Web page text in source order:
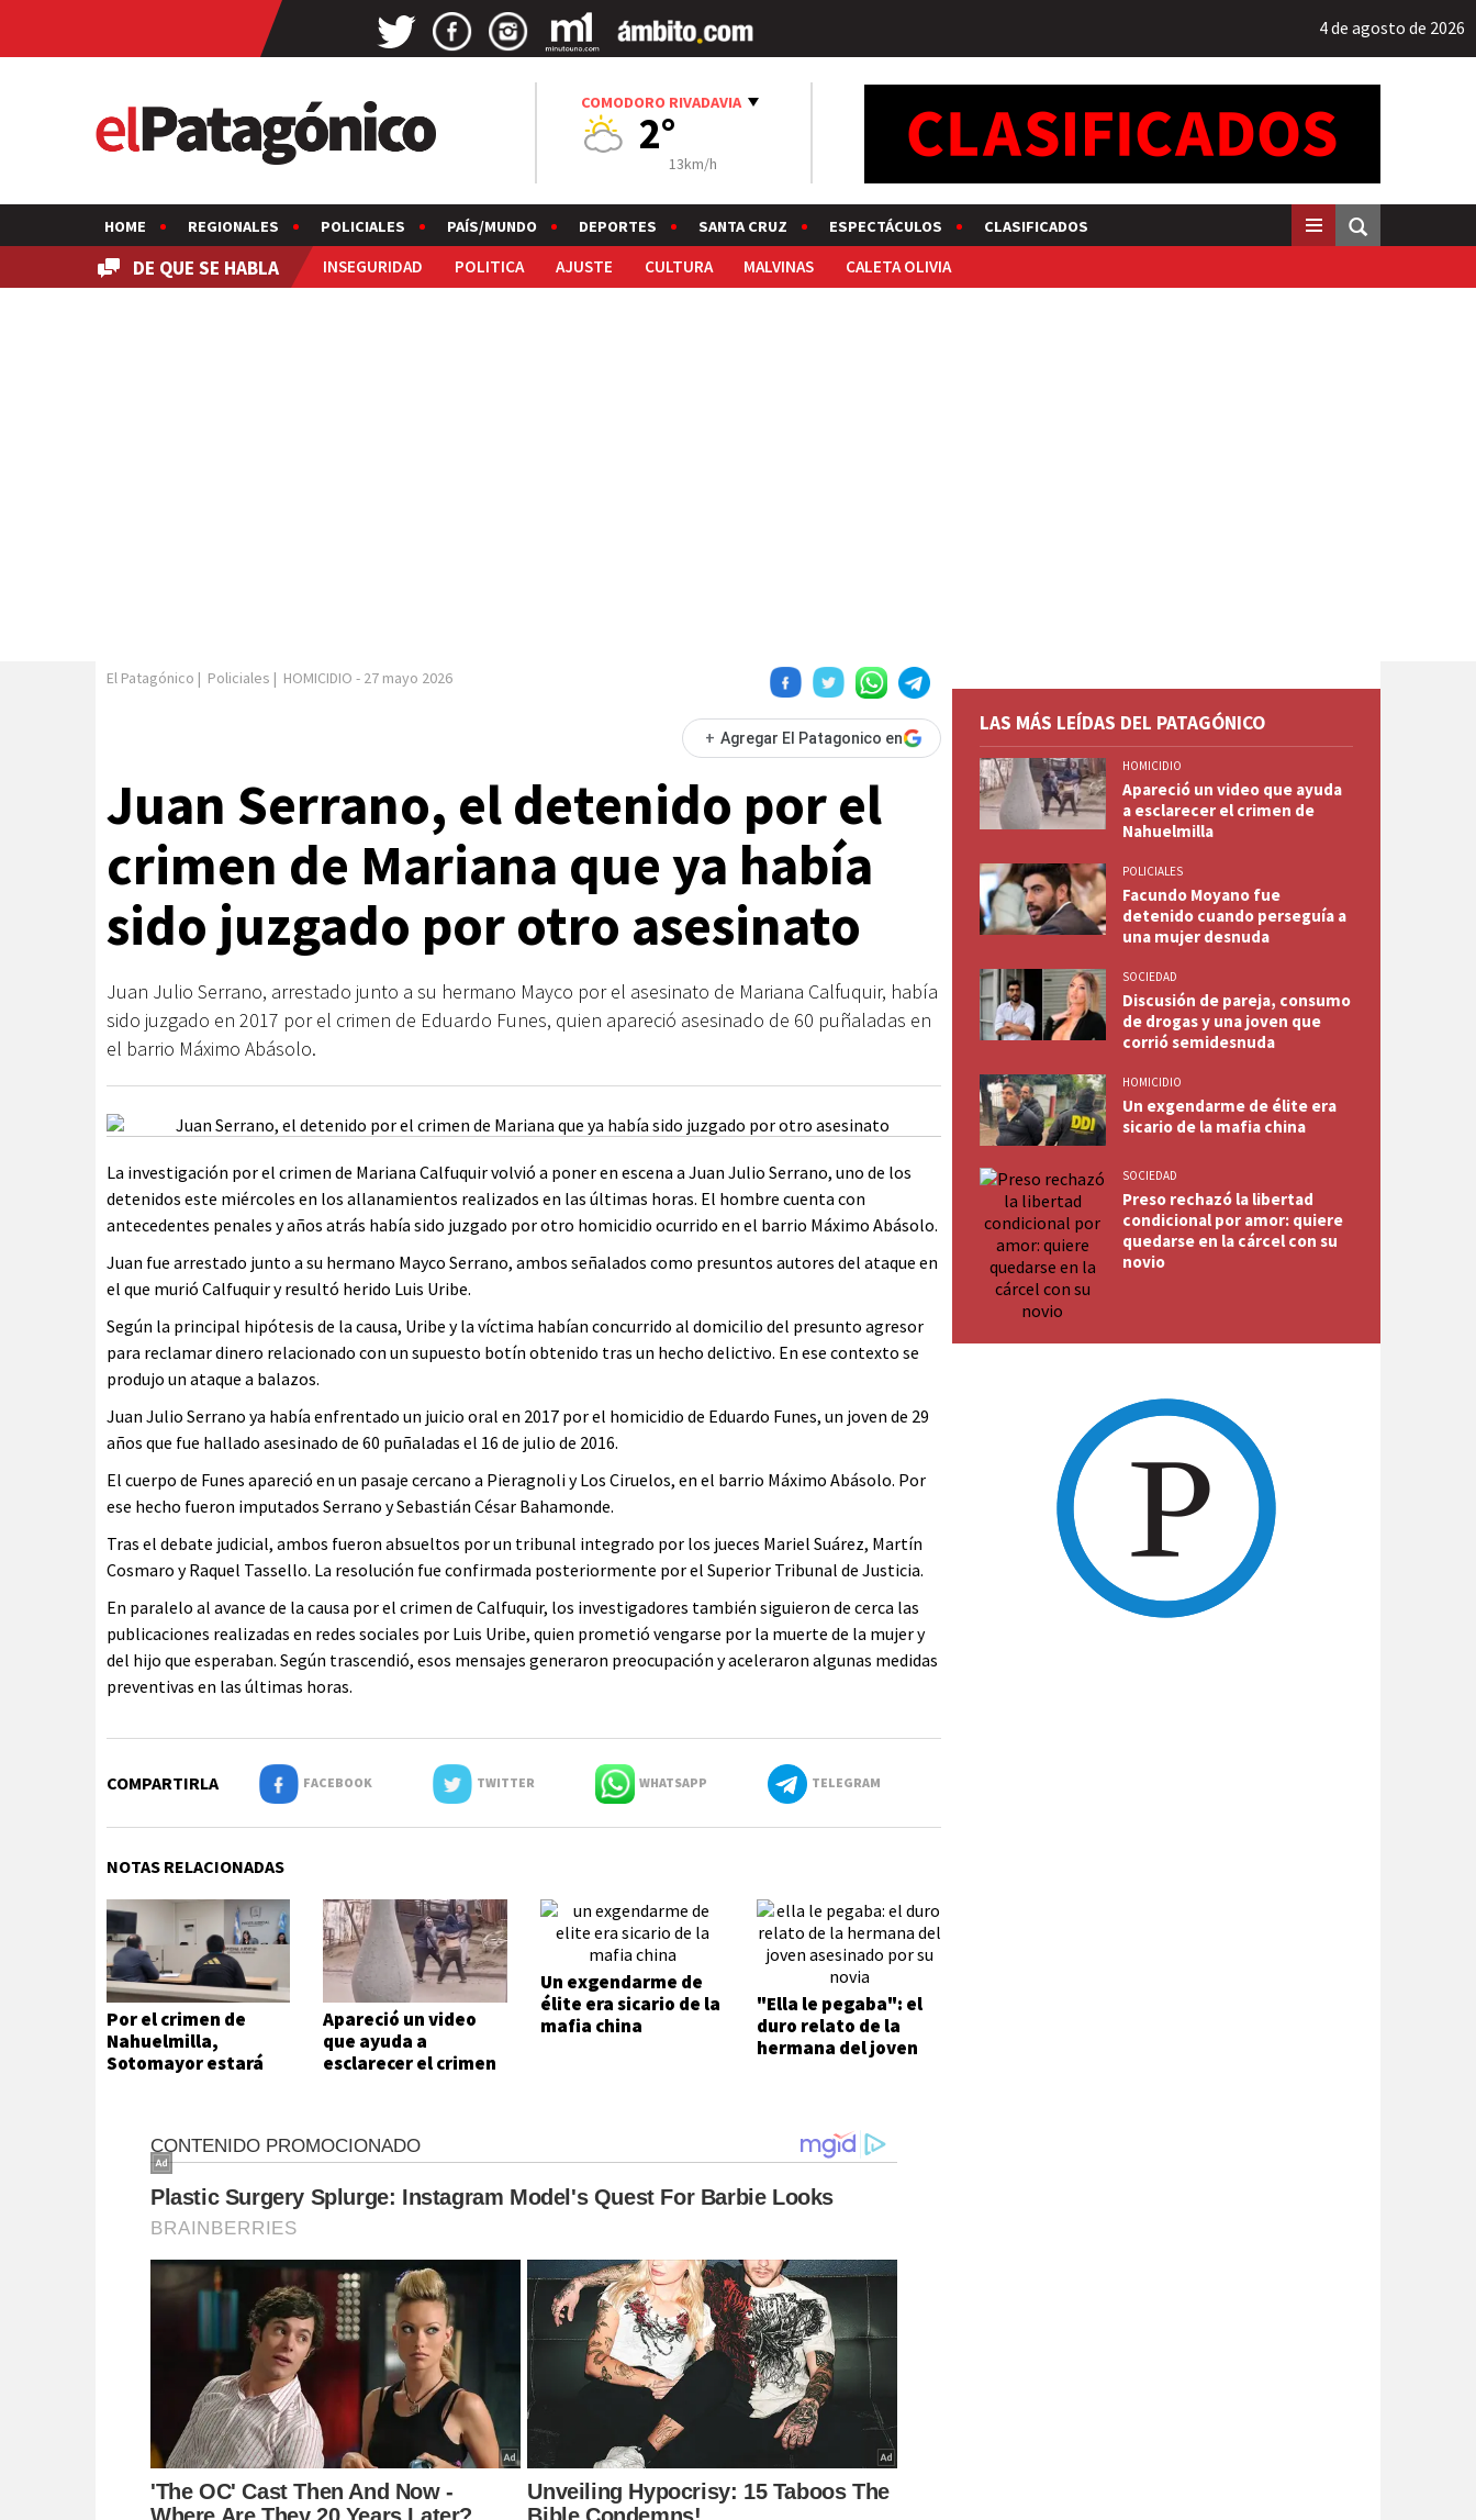
4 de agosto de 2026
COMODORO RIVADAVIA
2°
13km/h
HOME REGIONALES POLICIALES PAÍS/MUNDO DEPORTES SANTA CRUZ ESPECTÁCULOS CLASIFICADOS
DE QUE SE HABLA INSEGURIDAD POLITICA AJUSTE CULTURA MALVINAS CALETA OLIVIA
El Patagónico | Policiales | HOMICIDIO - 27 mayo 2026
+ Agregar El Patagonico en
Juan Serrano, el detenido por el
crimen de Mariana que ya había
sido juzgado por otro asesinato
Juan Julio Serrano, arrestado junto a su hermano Mayco por el asesinato de Mariana Calfuquir, había
sido juzgado en 2017 por el crimen de Eduardo Funes, quien apareció asesinado de 60 puñaladas en
el barrio Máximo Abásolo.
La investigación por el crimen de Mariana Calfuquir volvió a poner en escena a Juan Julio Serrano, uno de los
detenidos este miércoles en los allanamientos realizados en las últimas horas. El hombre cuenta con
antecedentes penales y años atrás había sido juzgado por otro homicidio ocurrido en el barrio Máximo Abásolo.
Juan fue arrestado junto a su hermano Mayco Serrano, ambos señalados como presuntos autores del ataque en
el que murió Calfuquir y resultó herido Luis Uribe.
Según la principal hipótesis de la causa, Uribe y la víctima habían concurrido al domicilio del presunto agresor
para reclamar dinero relacionado con un supuesto botín obtenido tras un hecho delictivo. En ese contexto se
produjo un ataque a balazos.
Juan Julio Serrano ya había enfrentado un juicio oral en 2017 por el homicidio de Eduardo Funes, un joven de 29
años que fue hallado asesinado de 60 puñaladas el 16 de julio de 2016.
El cuerpo de Funes apareció en un pasaje cercano a Pieragnoli y Los Ciruelos, en el barrio Máximo Abásolo. Por
ese hecho fueron imputados Serrano y Sebastián César Bahamonde.
Tras el debate judicial, ambos fueron absueltos por un tribunal integrado por los jueces Mariel Suárez, Martín
Cosmaro y Raquel Tassello. La resolución fue confirmada posteriormente por el Superior Tribunal de Justicia.
En paralelo al avance de la causa por el crimen de Calfuquir, los investigadores también siguieron de cerca las
publicaciones realizadas en redes sociales por Luis Uribe, quien prometió vengarse por la muerte de la mujer y
del hijo que esperaban. Según trascendió, esos mensajes generaron preocupación y aceleraron algunas medidas
preventivas en las últimas horas.
COMPARTIRLA FACEBOOK TWITTER WHATSAPP TELEGRAM
NOTAS RELACIONADAS
Por el crimen de
Nahuelmilla,
Sotomayor estará
Apareció un video
que ayuda a
esclarecer el crimen
Un exgendarme de
élite era sicario de la
mafia china
"Ella le pegaba": el
duro relato de la
hermana del joven
LAS MÁS LEÍDAS DEL PATAGÓNICO
HOMICIDIO
Apareció un video que ayuda
a esclarecer el crimen de
Nahuelmilla
POLICIALES
Facundo Moyano fue
detenido cuando perseguía a
una mujer desnuda
SOCIEDAD
Discusión de pareja, consumo
de drogas y una joven que
corrió semidesnuda
HOMICIDIO
Un exgendarme de élite era
sicario de la mafia china
SOCIEDAD
Preso rechazó la libertad
condicional por amor: quiere
quedarse en la cárcel con su
novio